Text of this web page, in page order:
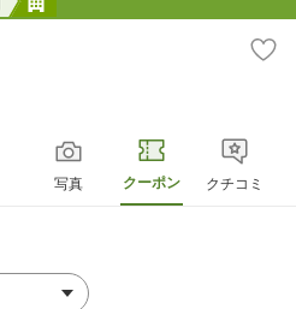
写真 クーポン クチコミ